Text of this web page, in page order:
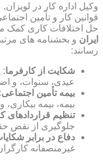
وکیل اداره کار در
قوانین کار و تأمین
حل اختلافات کاری کمک
ایران و بخشنامه های
رسانند:
شکایت از کارفرما:
عیدی، سنوات، و
بیمه تأمین اجتماعی
بیمه، بیمه
تنظیم قراردادهای
جلوگیری از نقض
دفاع در برابر
غیرمنصفانه